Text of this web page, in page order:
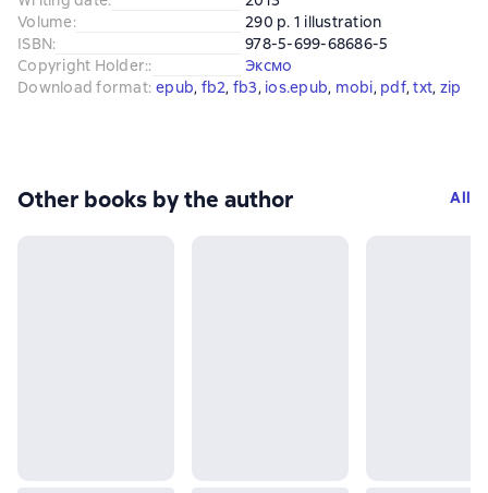
Volume:
290 p. 1 illustration
ISBN:
978-5-699-68686-5
Copyright Holder::
Эксмо
Download format: epub, fb2, fb3, ios.epub, mobi, pdf, txt, zip
Other books by the author All